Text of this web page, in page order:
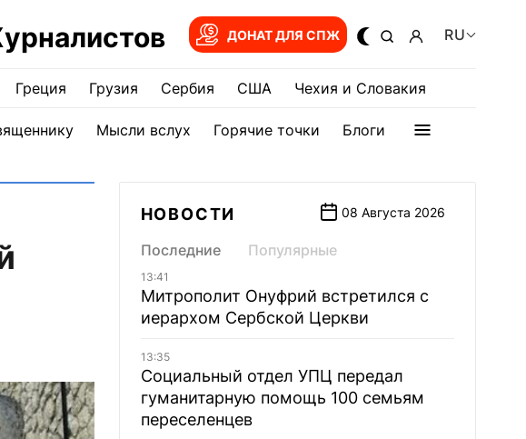
ДОНАТ ДЛЯ СПЖ RU
Греция Грузия Сербия США Чехия и Словакия
Мысли вслух Горячие точки Блоги
НОВОСТИ 08 Августа 2026
Последние Популярные
13:41
Митрополит Онуфрий встретился с
иерархом Сербской Церкви
13:35
Социальный отдел УПЦ передал
гуманитарную помощь 100 семьям
переселенцев